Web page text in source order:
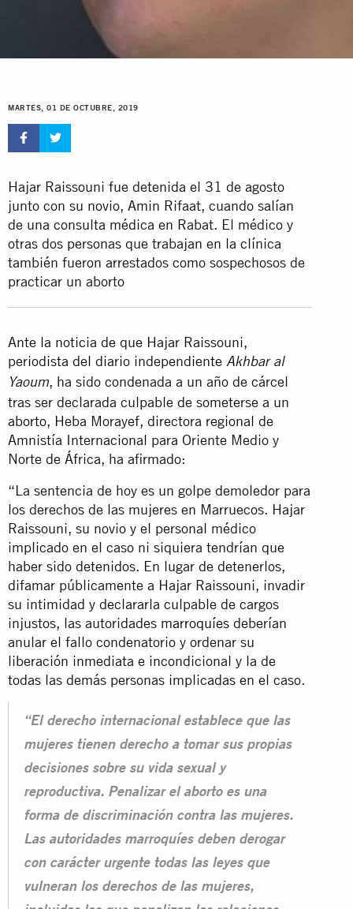
DERECHOS DE LAS MUJERES
MARTES, 01 DE OCTUBRE, 2019
Hajar Raissouni fue detenida el 31 de agosto
junto con su novio, Amin Rifaat, cuando salían
de una consulta médica en Rabat. El médico y
otras dos personas que trabajan en la clínica
también fueron arrestados como sospechosos de
practicar un aborto
Ante la noticia de que Hajar Raissouni,
periodista del diario independiente Akhbar al
Yaoum, ha sido condenada a un año de cárcel
tras ser declarada culpable de someterse a un
aborto, Heba Morayef, directora regional de
Amnistía Internacional para Oriente Medio y
Norte de África, ha afirmado:
“La sentencia de hoy es un golpe demoledor para
los derechos de las mujeres en Marruecos. Hajar
Raissouni, su novio y el personal médico
implicado en el caso ni siquiera tendrían que
haber sido detenidos. En lugar de detenerlos,
difamar públicamente a Hajar Raissouni, invadir
su intimidad y declararla culpable de cargos
injustos, las autoridades marroquíes deberían
anular el fallo condenatorio y ordenar su
liberación inmediata e incondicional y la de
todas las demás personas implicadas en el caso.
“El derecho internacional establece que las
mujeres tienen derecho a tomar sus propias
decisiones sobre su vida sexual y
reproductiva. Penalizar el aborto es una
forma de discriminación contra las mujeres.
Las autoridades marroquíes deben derogar
con carácter urgente todas las leyes que
vulneran los derechos de las mujeres,